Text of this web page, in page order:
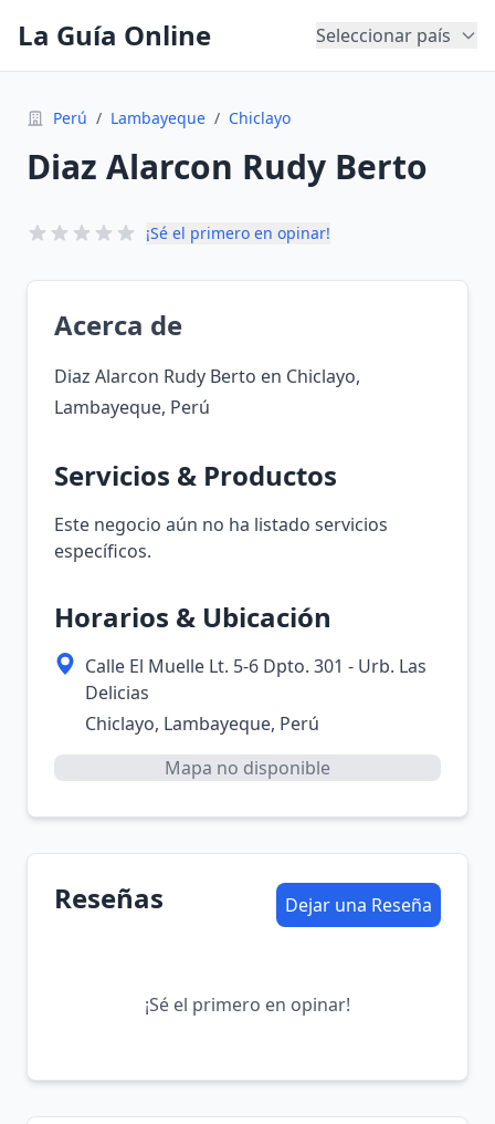
La Guía Online Seleccionar país
Perú / Lambayeque / Chiclayo
Diaz Alarcon Rudy Berto
¡Sé el primero en opinar!
Acerca de
Diaz Alarcon Rudy Berto en Chiclayo,
Lambayeque, Perú
Servicios & Productos
Este negocio aún no ha listado servicios
específicos.
Horarios & Ubicación
Calle El Muelle Lt. 5-6 Dpto. 301 - Urb. Las
Delicias
Chiclayo, Lambayeque, Perú
Mapa no disponible
Reseñas Dejar una Reseña
¡Sé el primero en opinar!